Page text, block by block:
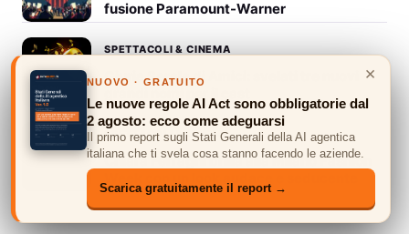
fusione Paramount-Warner
SPETTACOLI & CINEMA
Giuria Serale di Amici: svelati tre nuovi
SPETTACOLI & CINEMA
Chiara Ferragni brilla alla Milano Fashion
×
NUOVO · GRATUITO
Le nuove regole AI Act sono obbligatorie dal
2 agosto: ecco come adeguarsi
Il primo report sugli Stati Generali della AI agentica
italiana che ti svela cosa stanno facendo le aziende.
Scarica gratuitamente il report →